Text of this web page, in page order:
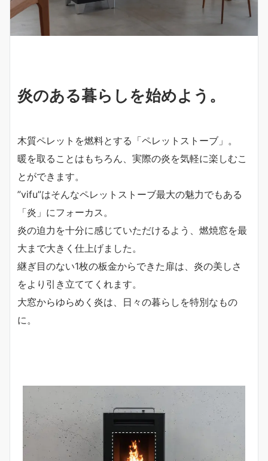
炎のある暮らしを始めよう。
木質ペレットを燃料とする「ペレットストーブ」。
暖を取ることはもちろん、実際の炎を気軽に楽しむこ
とができます。
”vifu”はそんなペレットストーブ最大の魅力でもある
「炎」にフォーカス。
炎の迫力を十分に感じていただけるよう、燃焼窓を最
大まで大きく仕上げました。
継ぎ目のない1枚の板金からできた扉は、炎の美しさ
をより引き立ててくれます。
大窓からゆらめく炎は、日々の暮らしを特別なもの
に。